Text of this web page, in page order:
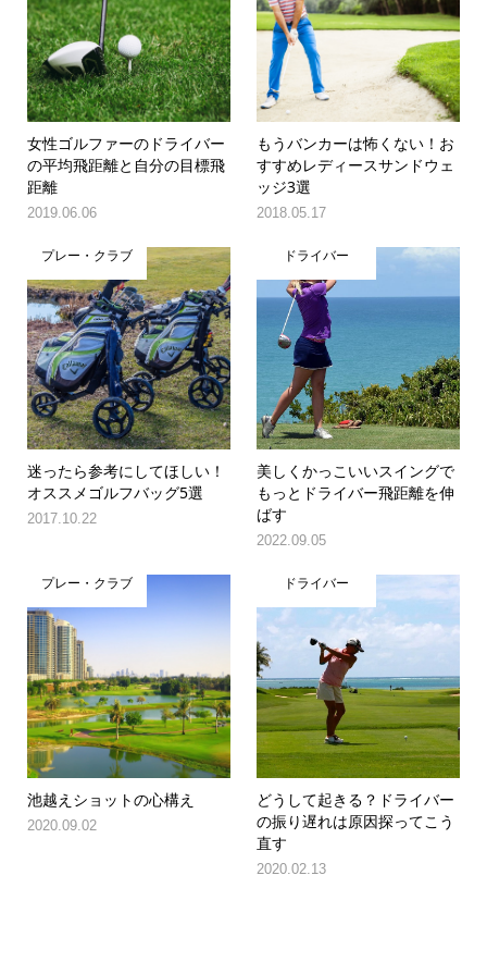
女性ゴルファーのドライバー
の平均飛距離と自分の目標飛
距離
2019.06.06
もうバンカーは怖くない！お
すすめレディースサンドウェ
ッジ3選
2018.05.17
プレー・クラブ
迷ったら参考にしてほしい！
オススメゴルフバッグ5選
2017.10.22
ドライバー
美しくかっこいいスイングで
もっとドライバー飛距離を伸
ばす
2022.09.05
プレー・クラブ
池越えショットの心構え
2020.09.02
ドライバー
どうして起きる？ドライバー
の振り遅れは原因探ってこう
直す
2020.02.13